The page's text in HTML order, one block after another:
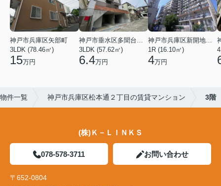
神戸市兵庫区矢部町
3LDK (78.46㎡)
15万円
神戸市垂水区多聞台２丁目
3LDK (57.62㎡)
6.4万円
神戸市兵庫区新開地１丁目
1R (16.10㎡)
4万円
件一覧 神戸市兵庫区松本通２丁目の賃貸マンション 3階
(株)Ｋ－ＬＩＮＫＳ
078-578-3711 お問い合わせ
〒652-0804